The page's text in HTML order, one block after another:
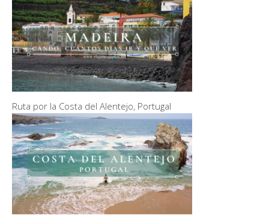
Ruta por la Costa del Alentejo, Portugal